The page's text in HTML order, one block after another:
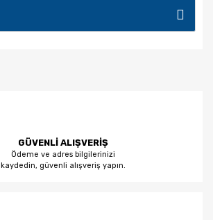
GÜVENLİ ALIŞVERİŞ
Ödeme ve adres bilgilerinizi
kaydedin, güvenli alışveriş yapın.